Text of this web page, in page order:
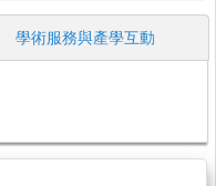
學術服務與產學互動